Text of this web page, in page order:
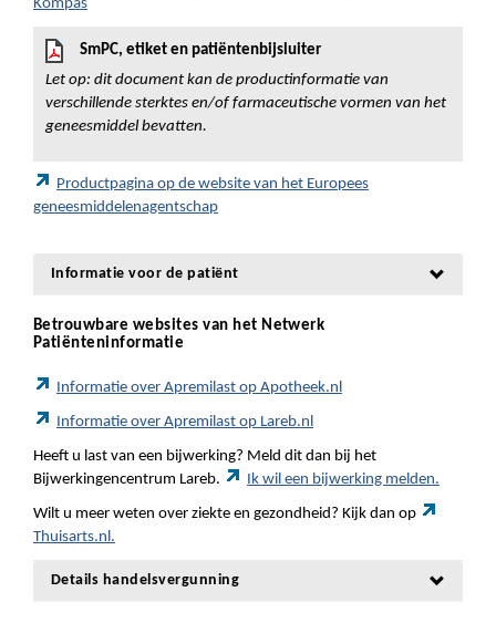
Kompas
SmPC, etiket en patiëntenbijsluiter
Let op: dit document kan de productinformatie van
verschillende sterktes en/of farmaceutische vormen van het
geneesmiddel bevatten.
Productpagina op de website van het Europees
geneesmiddelenagentschap
Informatie voor de patiënt
Betrouwbare websites van het Netwerk
Patiënteninformatie
Informatie over Apremilast op Apotheek.nl
Informatie over Apremilast op Lareb.nl
Heeft u last van een bijwerking? Meld dit dan bij het
Bijwerkingencentrum Lareb.
Ik wil een bijwerking melden.
Wilt u meer weten over ziekte en gezondheid? Kijk dan op
Thuisarts.nl.
Details handelsvergunning